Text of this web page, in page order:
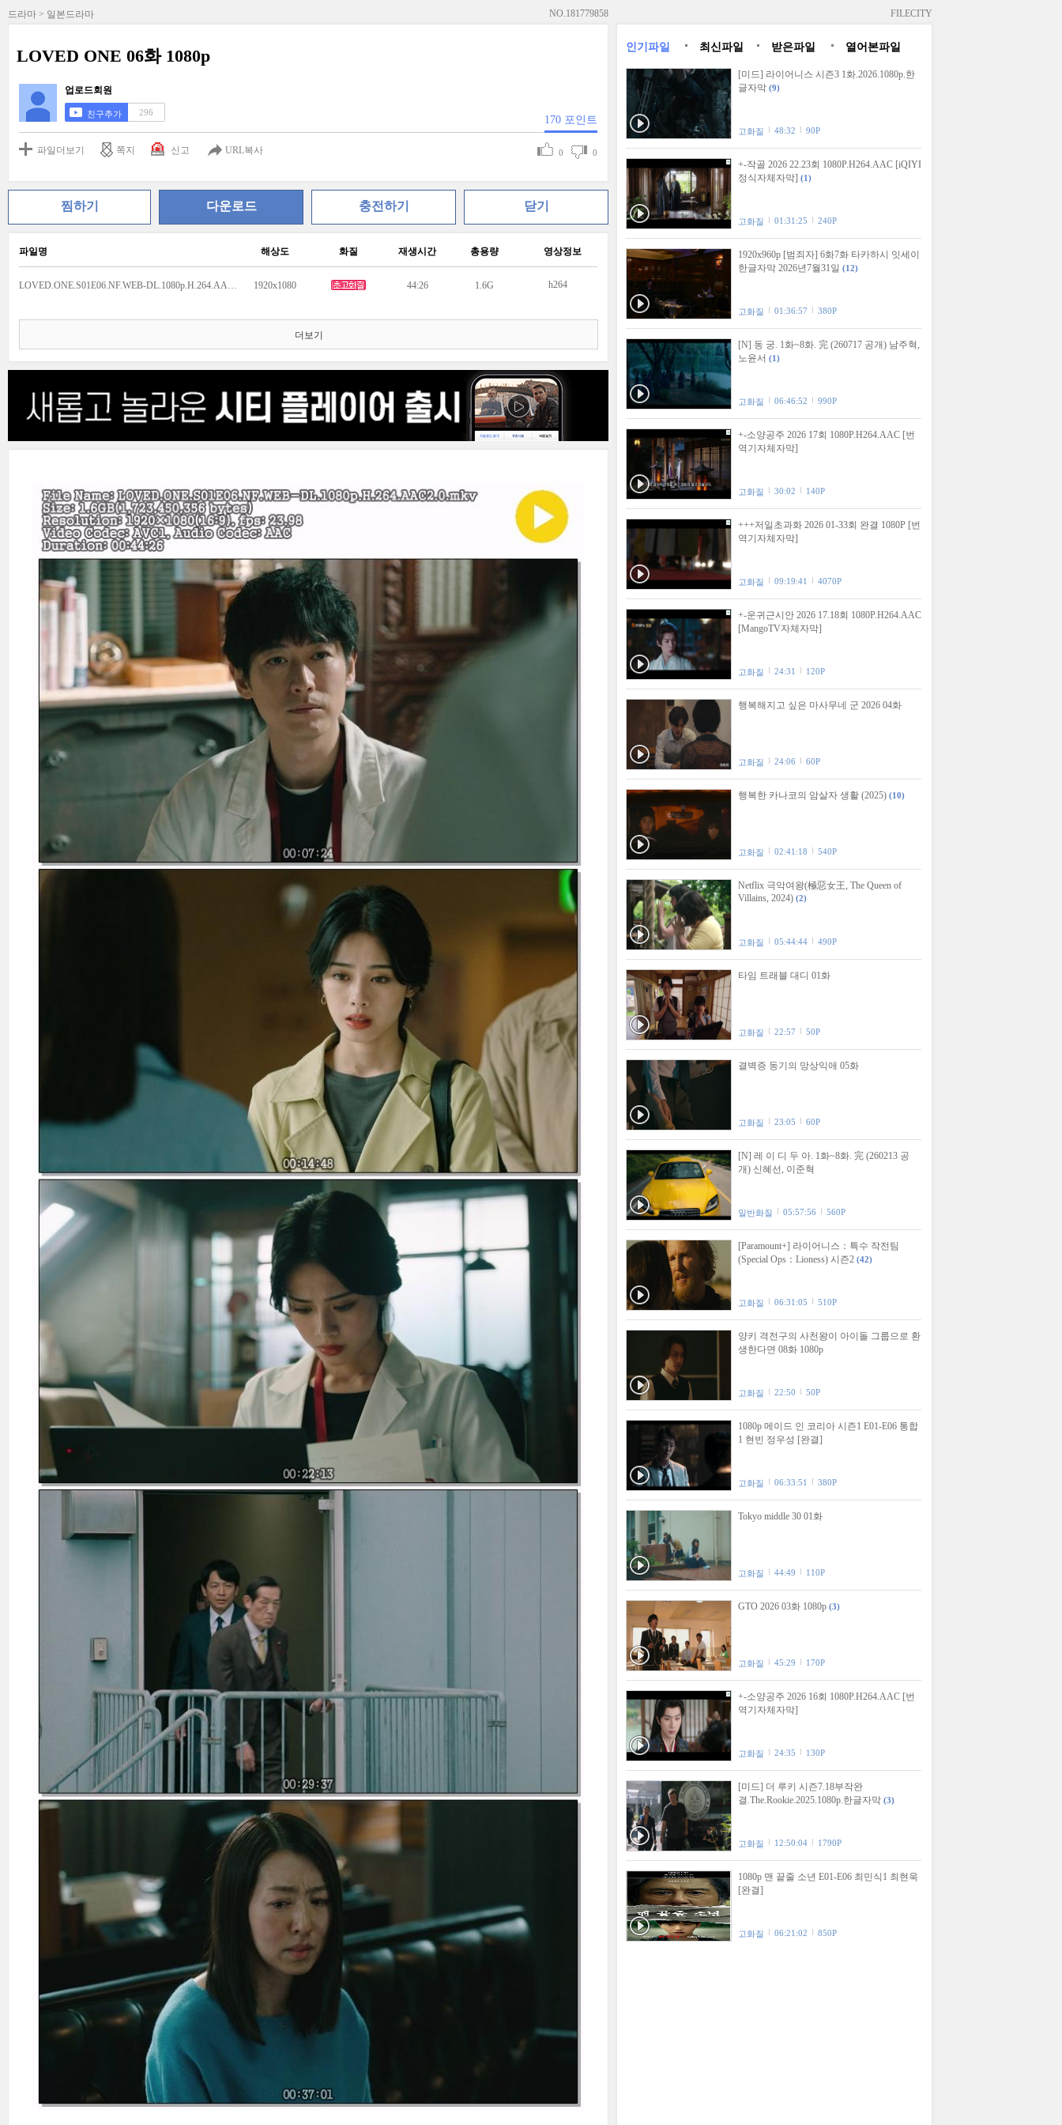
드라마 > 일본드라마 NO.181779858
LOVED ONE 06화 1080p
업로드회원
친구추가 296
170 포인트
파일더보기 쪽지 신고 URL복사 0 0
찜하기 다운로드 충전하기 닫기
파일명 해상도 화질 재생시간 총용량 영상정보
LOVED.ONE.S01E06.NF.WEB-DL.1080p.H.264.AAC2.0.mkv 1920x1080 44:26 1.6G h264
더보기
FILECITY
인기파일 최신파일 받은파일 열어본파일
[미드] 라이어니스 시즌3 1화.2026.1080p.한
글자막 (9)
고화질 48:32 90P
+-작골 2026 22.23회 1080P.H264.AAC [iQIYI
정식자체자막] (1)
고화질 01:31:25 240P
1920x960p [범죄자] 6화7화 타카하시 잇세이
한글자막 2026년7월31일 (12)
고화질 01:36:57 380P
[N] 동 궁. 1화~8화. 完 (260717 공개) 남주혁,
노윤서 (1)
고화질 06:46:52 990P
+-소양공주 2026 17회 1080P.H264.AAC [번
역기자체자막]
고화질 30:02 140P
+++저일초과화 2026 01-33회 완결 1080P [번
역기자체자막]
고화질 09:19:41 4070P
+-운귀근시안 2026 17.18회 1080P.H264.AAC
[MangoTV자체자막]
고화질 24:31 120P
행복해지고 싶은 마사무네 군 2026 04화
고화질 24:06 60P
행복한 카나코의 암살자 생활 (2025) (10)
고화질 02:41:18 540P
Netflix 극악여왕(極惡女王, The Queen of
Villains, 2024) (2)
고화질 05:44:44 490P
타임 트래블 대디 01화
고화질 22:57 50P
결벽증 동기의 망상익애 05화
고화질 23:05 60P
[N] 레 이 디 두 아. 1화~8화. 完 (260213 공
개) 신혜선, 이준혁
일반화질 05:57:56 560P
[Paramount+] 라이어니스：특수 작전팀
(Special Ops：Lioness) 시즌2 (42)
고화질 06:31:05 510P
양키 격전구의 사천왕이 아이돌 그룹으로 환
생한다면 08화 1080p
고화질 22:50 50P
1080p 메이드 인 코리아 시즌1 E01-E06 통합
1 현빈 정우성 [완결]
고화질 06:33:51 380P
Tokyo middle 30 01화
고화질 44:49 110P
GTO 2026 03화 1080p (3)
고화질 45:29 170P
+-소양공주 2026 16회 1080P.H264.AAC [번
역기자체자막]
고화질 24:35 130P
[미드] 더 루키 시즌7.18부작완
결.The.Rookie.2025.1080p.한글자막 (3)
고화질 12:50:04 1790P
1080p 맨 끝줄 소년 E01-E06 최민식1 최현욱
[완결]
고화질 06:21:02 850P